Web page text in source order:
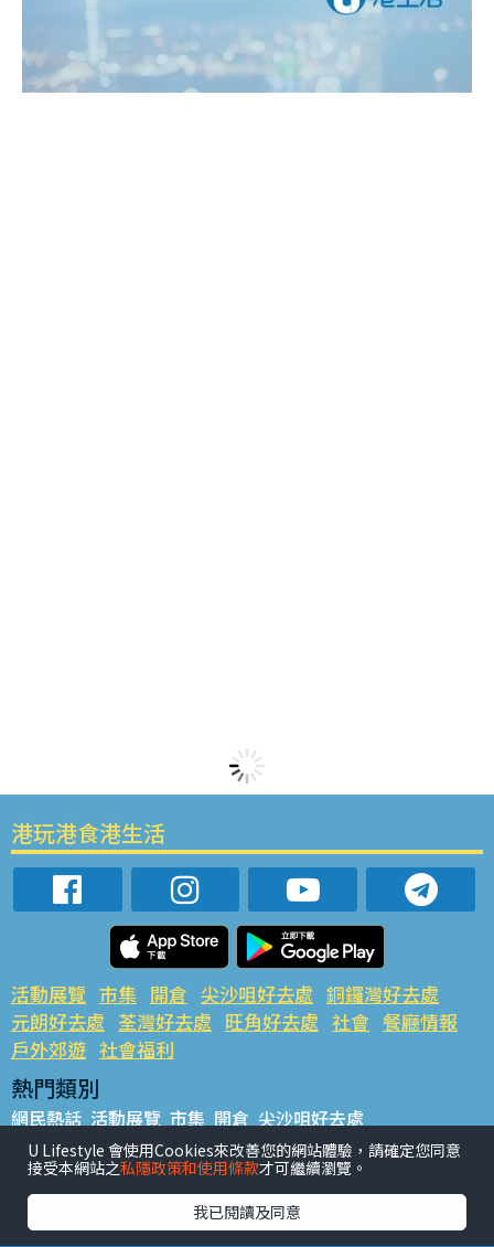
港玩港食港生活
活動展覽 市集 開倉 尖沙咀好去處 銅鑼灣好去處
元朗好去處 荃灣好去處 旺角好去處 社會 餐廳情報
戶外郊遊 社會福利
熱門類別
網民熱話 活動展覽 市集 開倉 尖沙咀好去處
銅鑼灣好去處 元朗好去處 荃灣好去處 旺角好去處 社會
餐廳情報 戶外郊遊
熱門標籤
#UGO搵好去處 #人氣活動推介 #美食社群熱話
U Lifestyle 會使用Cookies來改善您的網站體驗，請確定您同意
接受本網站之私隱政策和使用條款才可繼續瀏覽。
我已閱讀及同意